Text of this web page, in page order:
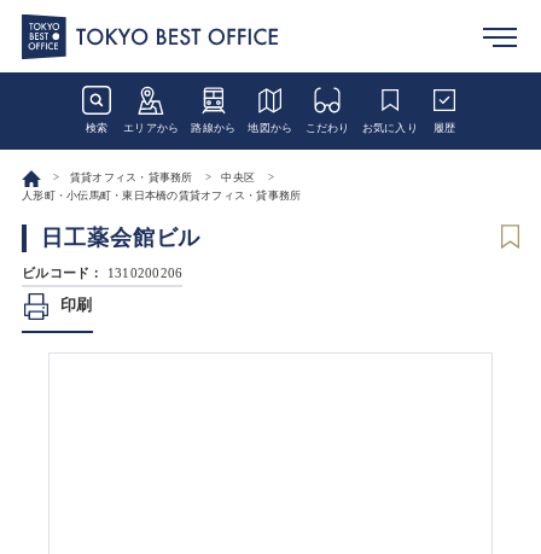
検索 エリアから 路線から 地図から こだわり お気に入り 履歴
賃貸オフィス・貸事務所
中央区
人形町・小伝馬町・東日本橋の賃貸オフィス・貸事務所
日工薬会館ビル
ビルコード： 1310200206
印刷